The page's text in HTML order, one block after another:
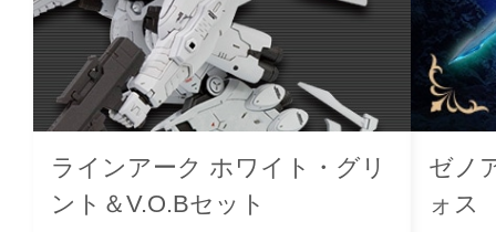
ラインアーク ホワイト・グリ
ント＆V.O.Bセット
ゼノ
ォス